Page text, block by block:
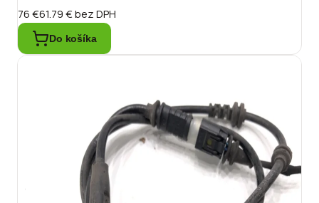
76 €61.79 €bez DPH
Do košíka